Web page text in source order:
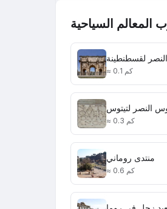
المعالم السياحية
لقسطنطينة
≈ 0.1 كم
النصر لتيتوس
≈ 0.3 كم
منتدى روماني
≈ 0.6 كم